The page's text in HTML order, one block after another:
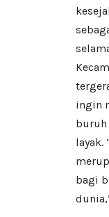
ingin
buruh
layak.
bagi